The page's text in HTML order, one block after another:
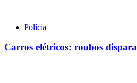
Polícia
Carros elétricos: roubos